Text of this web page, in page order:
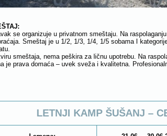
se organizuje u privatnom smeštaju. Na
Smeštaj je u 1/2, 1/3, 1/4, 1/5 sobama I
smeštaja, nema peškira za ličnu upotrebu. Na
je prava domaća – uvek sveža i kvalitetna.
LETNJI KAMP ŠUŠANJ –